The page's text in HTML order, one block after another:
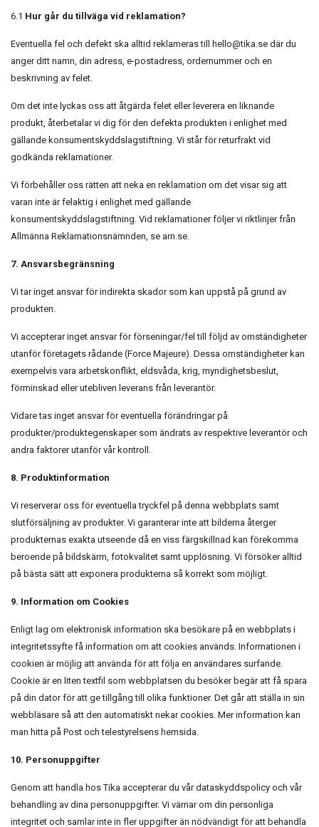
6.1 Hur går du tillväga vid reklamation?
Eventuella fel och defekt ska alltid reklameras till hello@tika.se där du
anger ditt namn, din adress, e-postadress, ordernummer och en
beskrivning av felet.
Om det inte lyckas oss att åtgärda felet eller leverera en liknande
produkt, återbetalar vi dig för den defekta produkten i enlighet med
gällande konsumentskyddslagstiftning. Vi står för returfrakt vid
godkända reklamationer.
Vi förbehåller oss rätten att neka en reklamation om det visar sig att
varan inte är felaktig i enlighet med gällande
konsumentskyddslagstiftning. Vid reklamationer följer vi riktlinjer från
Allmänna Reklamationsnämnden, se arn.se.
7. Ansvarsbegränsning
Vi tar inget ansvar för indirekta skador som kan uppstå på grund av
produkten.
Vi accepterar inget ansvar för förseningar/fel till följd av omständigheter
utanför företagets rådande (Force Majeure). Dessa omständigheter kan
exempelvis vara arbetskonflikt, eldsvåda, krig, myndighetsbeslut,
förminskad eller utebliven leverans från leverantör.
Vidare tas inget ansvar för eventuella förändringar på
produkter/produktegenskaper som ändrats av respektive leverantör och
andra faktorer utanför vår kontroll.
8. Produktinformation
Vi reserverar oss för eventuella tryckfel på denna webbplats samt
slutförsäljning av produkter. Vi garanterar inte att bilderna återger
produkternas exakta utseende då en viss färgskillnad kan förekomma
beroende på bildskärm, fotokvalitet samt upplösning. Vi försöker alltid
på bästa sätt att exponera produkterna så korrekt som möjligt.
9. Information om Cookies
Enligt lag om elektronisk information ska besökare på en webbplats i
integritetssyfte få information om att cookies används. Informationen i
cookien är möjlig att använda för att följa en användares surfande.
Cookie är en liten textfil som webbplatsen du besöker begär att få spara
på din dator för att ge tillgång till olika funktioner. Det går att ställa in sin
webbläsare så att den automatiskt nekar cookies. Mer information kan
man hitta på Post och telestyrelsens hemsida.
10. Personuppgifter
Genom att handla hos Tika accepterar du vår dataskyddspolicy och vår
behandling av dina personuppgifter. Vi värnar om din personliga
integritet och samlar inte in fler uppgifter än nödvändigt för att behandla